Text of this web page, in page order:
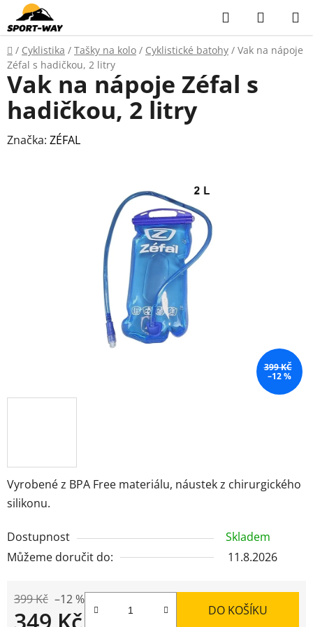
Přejít
na
obsah
Hledat
KOŠÍK
Domů
/ Cyklistika / Tašky na kolo / Cyklistické batohy / Vak na nápoje
Zéfal s hadičkou, 2 litry
Vyrobené z BPA Free materiálu, náustek z chirurgického
silikonu.
Dostupnost
Skladem
Můžeme doručit do:
11.8.2026
399 Kč –12 %
349 Kč DO KOŠÍKU
Vak na nápoje Zéfal s
hadičkou, 2 litry
Značka: ZÉFAL
399 KČ
–12 %